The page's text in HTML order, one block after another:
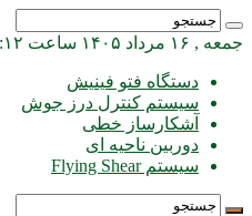
جمعه , ۱۶ مرداد ۱۴۰۵ ساعت ۶:۱۲ ق.ظ
دستگاه فتو فینیش
سیستم کنترل درز جوش
آشکارساز خطی
دوربین ناحیه ای
سیستم Flying Shear